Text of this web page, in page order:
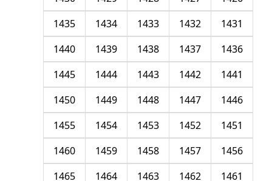
1431
1432
1433
1434
1435
1436
1437
1438
1439
1440
1441
1442
1443
1444
1445
1446
1447
1448
1449
1450
1451
1452
1453
1454
1455
1456
1457
1458
1459
1460
1461
1462
1463
1464
1465